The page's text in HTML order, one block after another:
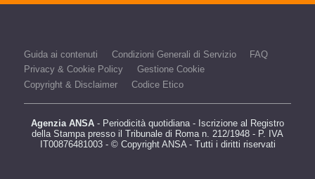
Guida ai contenuti Condizioni Generali di Servizio
FAQ
Privacy & Cookie Policy
Gestione Cookie
Copyright & Disclaimer
Codice Etico
Agenzia ANSA - Periodicità quotidiana - Iscrizione al Registro
della Stampa presso il Tribunale di Roma n. 212/1948 - P. IVA
IT00876481003 - © Copyright ANSA - Tutti i diritti riservati